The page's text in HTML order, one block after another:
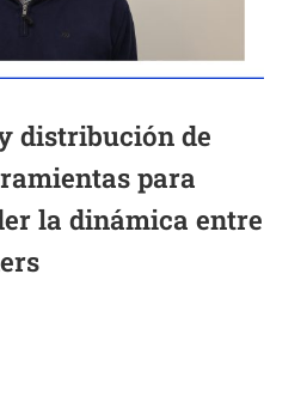
distribución de
para
la dinámica entre